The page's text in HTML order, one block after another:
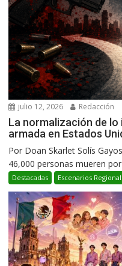
julio 12, 2026 Redacción
La normalización de
armada en Estados
Por Doan Skarlet Solís
46,000 personas mueren
Destacadas Escenarios